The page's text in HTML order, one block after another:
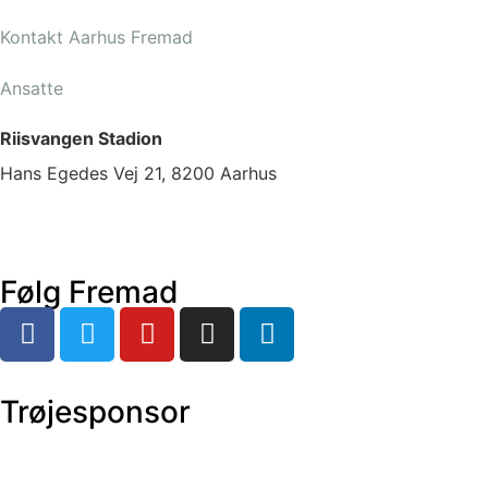
Kontakt Aarhus Fremad
Ansatte
Riisvangen Stadion
Hans Egedes Vej 21, 8200 Aarhus
Følg Fremad
Trøjesponsor